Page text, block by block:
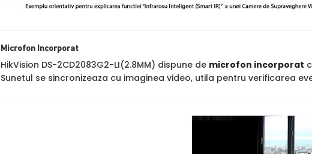
Microfon Incorporat
HikVision DS-2CD2083G2-LI(2.8MM) dispune de microfon incorporat
Sunetul se sincronizeaza cu imaginea video, utila pentru verificarea